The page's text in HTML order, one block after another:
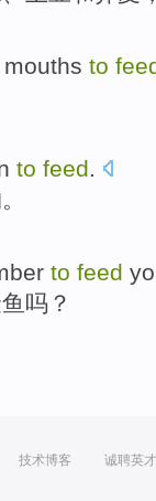
mouths to
to feed.
。
to feed
吗？
技术博客 诚聘英才